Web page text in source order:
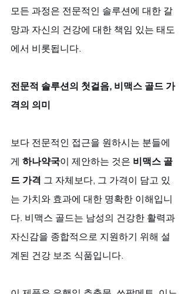
모든 과정은 전문적인 솔루션에 대한 갈
망과 자신의 건강에 대한 책임 있는 태도
에서 비롯됩니다.
전문적 솔루션의 첫걸음, 비맥스 골드 가
격의 의미
보다 전문적인 접근을 원하시는 분들에
게 하나약국이 제안하는 것은 비맥스 골
드 가격 그 자체보다, 그 가격이 담고 있
는 가치와 효과에 대한 명확한 이해입니
다. 비맥스 골드는 남성의 건강한 활력과
자신감을 종합적으로 지원하기 위해 설
계된 건강 보조 식품입니다.